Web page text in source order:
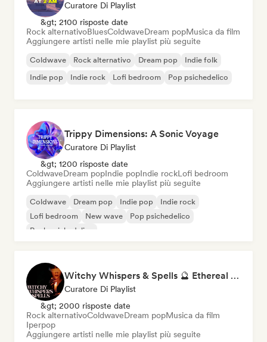
Curatore Di Playlist
&gt; 2100 risposte date
Rock alternativoBluesColdwaveDream popMusica da film
Aggiungere artisti nelle mie playlist più seguite
Coldwave Rock alternativo Dream pop
Indie folk
Indie pop
Indie rock Lofi bedroom Pop psichedelico
Trippy Dimensions: A Sonic Voyage
Curatore Di Playlist
&gt; 1200 risposte date
ColdwaveDream popIndie popIndie rockLofi bedroom
Aggiungere artisti nelle mie playlist più seguite
Coldwave Dream pop Indie pop
Indie rock
Lofi bedroom
New wave
Pop psichedelico
Rock psichedelico
Witchy Whispers & Spells 🔮 Ethereal Art Pop & Dream Pop
Curatore Di Playlist
&gt; 2000 risposte date
Rock alternativoColdwaveDream popMusica da film
Iperpop
Aggiungere artisti nelle mie playlist più seguite